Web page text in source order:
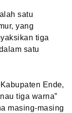
satu
yang
tiga
satu
Ende,
tiga warna”
masing-masing